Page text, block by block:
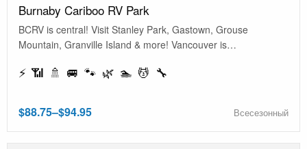
Burnaby Cariboo RV Park
BCRV is central! Visit Stanley Park, Gastown, Grouse
Mountain, Granville Island & more! Vancouver is…
⚡ 📶 🚿 🚐 🐾 🌿 🏊 💆 🔧
$88.75–$94.95 Всесезонный